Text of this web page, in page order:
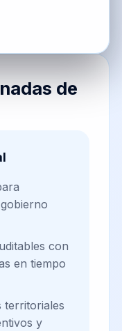
de
con
en tiempo
territoriales
y